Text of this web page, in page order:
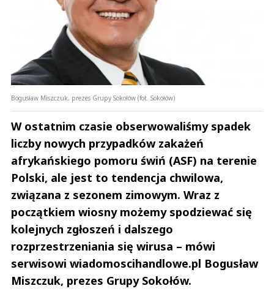
Bogusław Miszczuk, prezes Grupy Sokołów (fot. Sokołów)
W ostatnim czasie obserwowaliśmy spadek
liczby nowych przypadków zakażeń
afrykańskiego pomoru świń (ASF) na terenie
Polski, ale jest to tendencja chwilowa,
związana z sezonem zimowym. Wraz z
początkiem wiosny możemy spodziewać się
kolejnych zgłoszeń i dalszego
rozprzestrzeniania się wirusa – mówi
serwisowi wiadomoscihandlowe.pl Bogusław
Miszczuk, prezes Grupy Sokołów.